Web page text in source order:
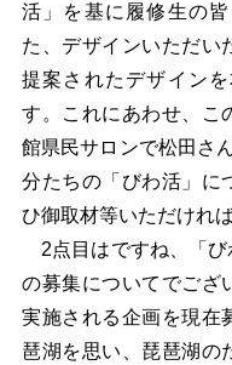
活」を基に履修生の
た、デザインいただい
提案されたデザイン
す。これにあわせ、こ
館県民サロンで松田さ
分たちの「びわ活」に
ひ御取材等いただけれ
2点目はですね、「
の募集についてでござ
実施される企画を現在
琶湖を思い、琵琶湖の